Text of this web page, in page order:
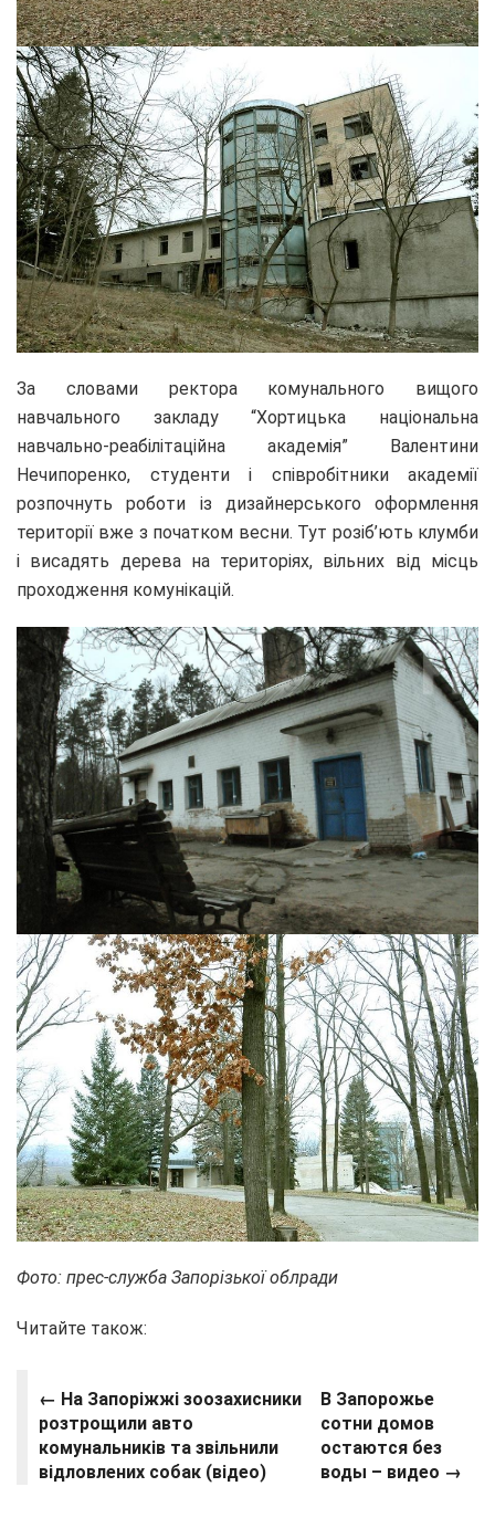
За словами ректора комунального вищого
навчального закладу “Хортицька національна
навчально-реабілітаційна академія” Валентини
Нечипоренко, студенти і співробітники академії
розпочнуть роботи із дизайнерського оформлення
території вже з початком весни. Тут розіб’ють клумби
і висадять дерева на територіях, вільних від місць
проходження комунікацій.
Фото: прес-служба Запорізької облради
Читайте також:
← На Запоріжжі зоозахисники
розтрощили авто
комунальників та звільнили
відловлених собак (відео)
В Запорожье
сотни домов
остаются без
воды – видео →